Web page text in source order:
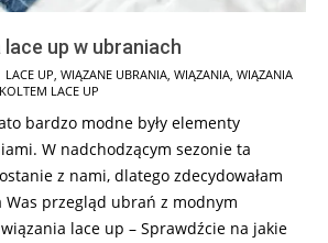
up w ubraniach
LACE UP, WIĄZANE UBRANIA, WIĄZANIA, WIĄZANIA
LACE UP
bardzo modne były elementy
W nadchodzącym sezonie ta
z nami, dlatego zdecydowałam
Was przegląd ubrań z modnym
lace up – Sprawdźcie na jakie